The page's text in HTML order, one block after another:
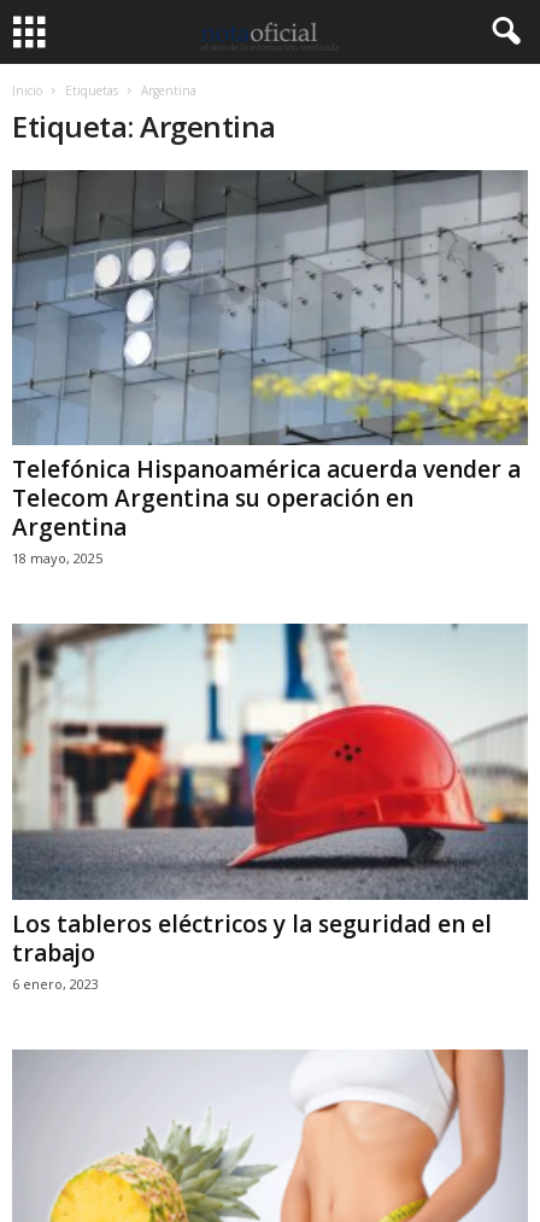
Inicio Etiquetas Argentina
Etiqueta: Argentina
Telefónica Hispanoamérica acuerda vender a
Telecom Argentina su operación en
Argentina
18 mayo, 2025
Los tableros eléctricos y la seguridad en el
trabajo
6 enero, 2023